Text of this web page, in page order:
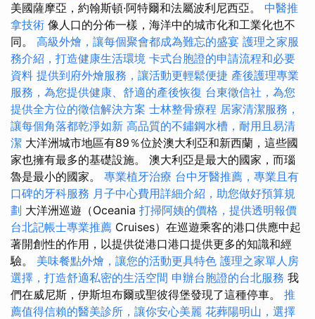
美國薩摩亞，約翰斯頓·阿特爾和法屬波利尼西亞。 中醫推
拿技術 像人口的分佈一樣，海洋中的城市化和工業化也不
同。 高級外燴，讓每個聚會都成為難忘的盛宴 護理之家服
務介紹，打造健康生活環境 卡式台胞證的申請流程和必要
資料 提供到府外燴服務，讓活動更輕鬆便捷 產後護理專業
服務，為您提供健康、舒適的產後恢復 台東徵信社，為您
提供全方位的徵信解決方案 士林整骨療程 居家清潔服務，
讓每個角落都乾淨如新 高品質的不鏽鋼水槽，耐用且易清
潔 大洋洲城市地區有89％位於澳大利亞和新西蘭，這些國
家也擁有最多的基礎設施。 澳大利亞是最大的國家，而瑙
魯是最小的國家。 專業植牙治療 台中牙醫推薦，專業且有
口碑的牙科服務 月子中心費用詳細介紹，助您做好預算規
劃 大洋洲巡遊（Oceania 打掃阿姨的價格，提供透明報價
台北記帳士專業推薦 Cruises）在巡遊乘客的港口供應中起
著開創性的作用，以提供從港口港口提供更多的知識和經
驗。 美味餐點外燴，讓您的活動更具特色 護理之家單人房
選擇，打造舒適私密的生活空間 申辦台胞證的台北服務 我
們在威尼斯，伊斯坦布爾或聖彼得堡發現了這種停車。 推
薦值得信賴的醫美診所，讓你安心美麗 花葬陽明山，選擇